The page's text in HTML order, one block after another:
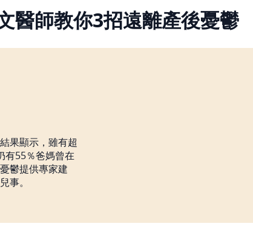
醫師教你3招遠離產後憂鬱
果顯示，雖有超
有55％爸媽曾在
鬱提供專家建
事。